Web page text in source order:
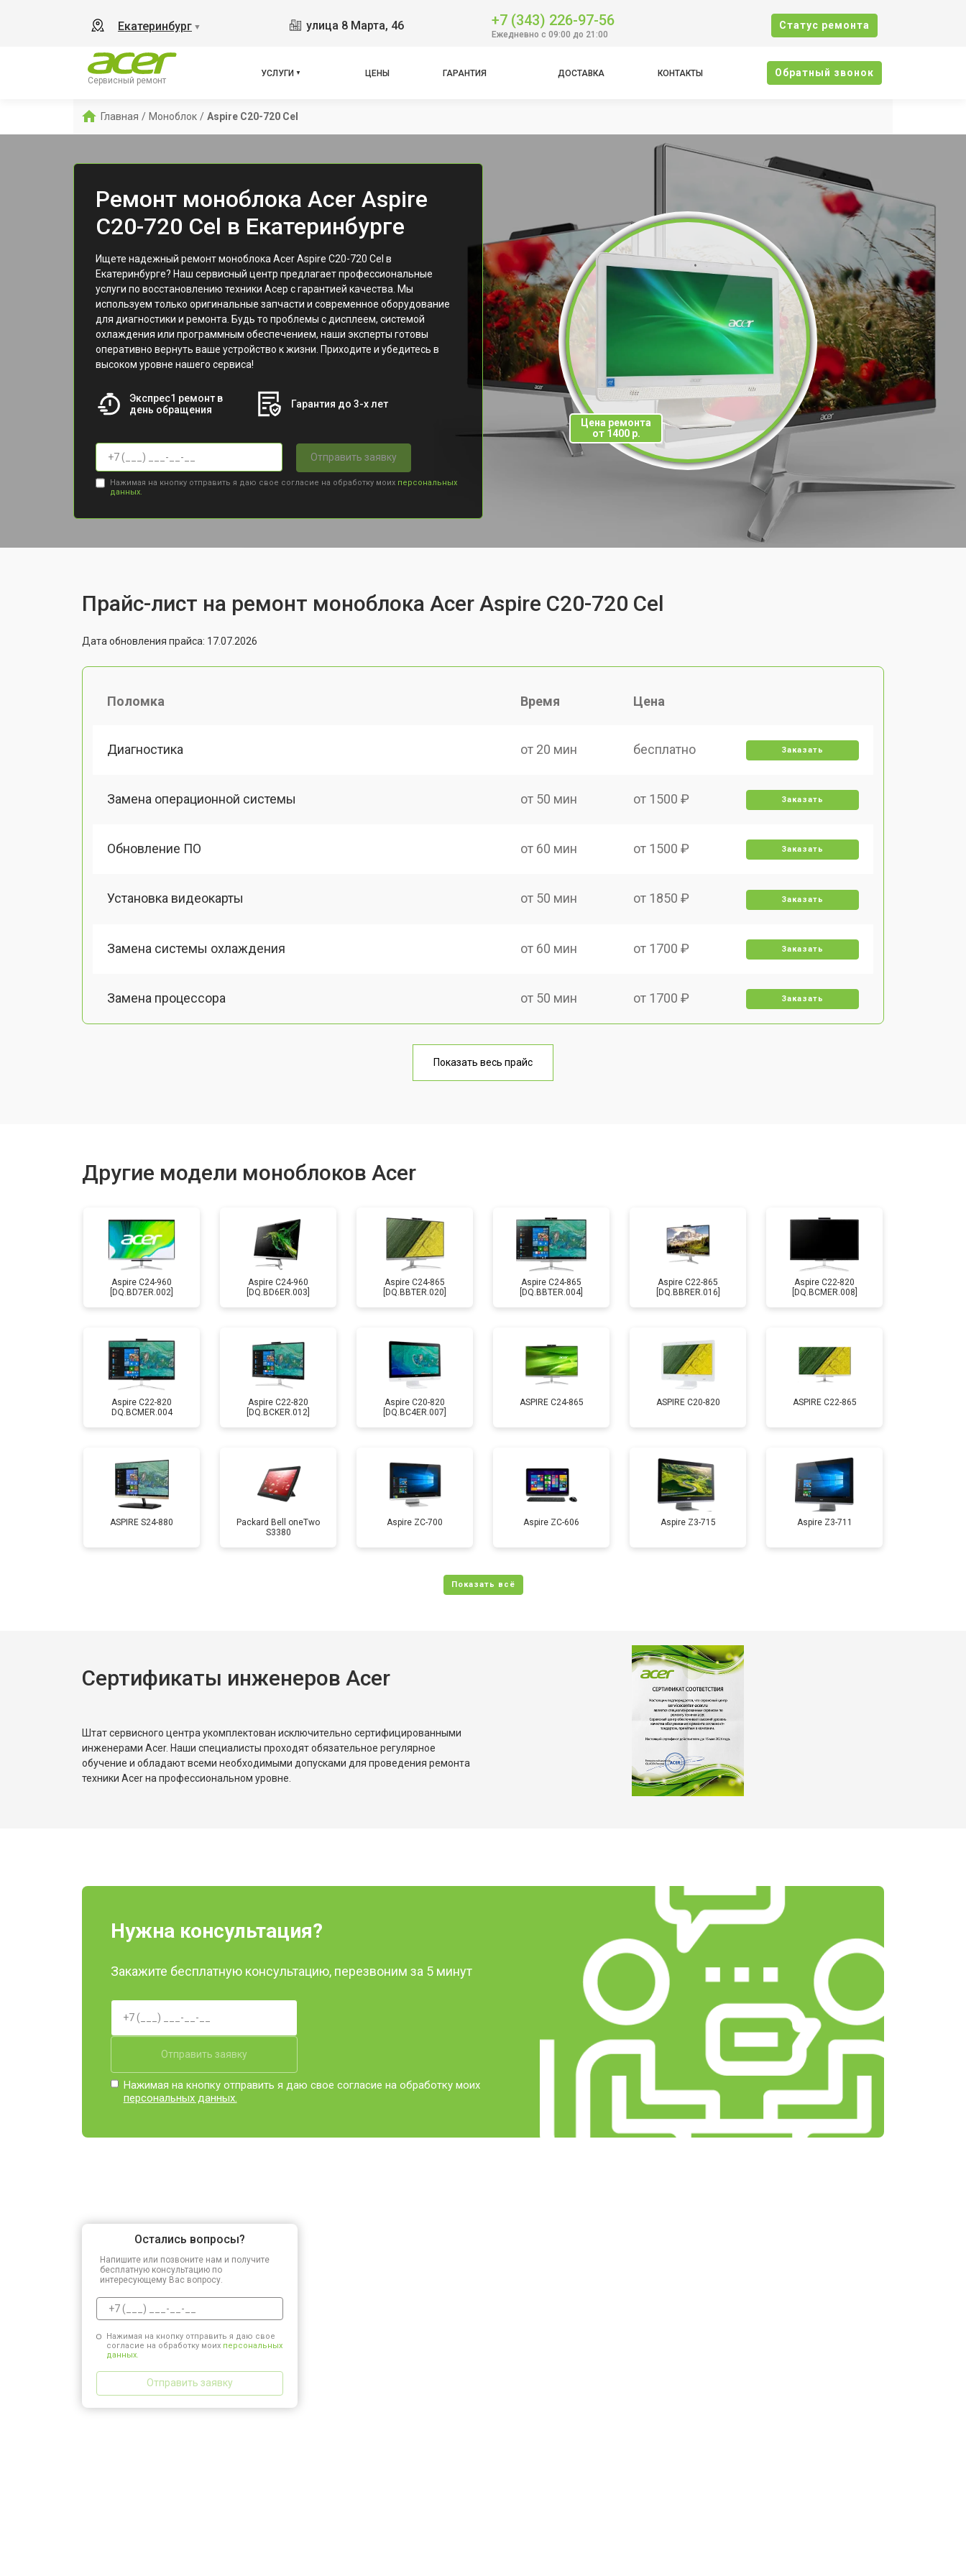
Екатеринбург ▼ улица 8 Марта, 46 +7 (343) 226-97-56
Ежедневно с 09:00 до 21:00
Cтатус ремонта
Сервисный ремонт
УСЛУГИ ЦЕНЫ ГАРАНТИЯ ДОСТАВКА КОНТАКТЫ Oбратный звонок
Главная / Моноблок / Aspire C20-720 Cel
Ремонт моноблока Acer Aspire
C20-720 Cel в Екатеринбурге
Ищете надежный ремонт моноблока Acer Aspire C20-720 Cel в
Екатеринбурге? Наш сервисный центр предлагает профессиональные
услуги по восстановлению техники Асер с гарантией качества. Мы
используем только оригинальные запчасти и современное оборудование
для диагностики и ремонта. Будь то проблемы с дисплеем, системой
охлаждения или программным обеспечением, наши эксперты готовы
оперативно вернуть ваше устройство к жизни. Приходите и убедитесь в
высоком уровне нашего сервиса!
Экспрес1 ремонт в
день обращения
Гарантия до 3-х лет
Отправить заявку
Нажимая на кнопку отправить я даю свое согласие на обработку моих персональных
данных.
Цена ремонта
от 1400 р.
Прайс-лист на ремонт моноблока Acer Aspire C20-720 Cel
Дата обновления прайса: 17.07.2026
Поломка Время Цена
Диагностика от 20 мин бесплатно Заказать
Замена операционной системы от 50 мин от 1500 ₽ Заказать
Обновление ПО от 60 мин от 1500 ₽ Заказать
Установка видеокарты от 50 мин от 1850 ₽ Заказать
Замена системы охлаждения от 60 мин от 1700 ₽ Заказать
Замена процессора от 50 мин от 1700 ₽ Заказать
от 60 мин
Показать весь прайс
Другие модели моноблоков Acer
Aspire C24-960
[DQ.BD7ER.002]
Aspire C24-960
[DQ.BD6ER.003]
Aspire C24-865
[DQ.BBTER.020]
Aspire C24-865
[DQ.BBTER.004]
Aspire C22-865
[DQ.BBRER.016]
Aspire C22-820
[DQ.BCMER.008]
Aspire C22-820
DQ.BCMER.004
Aspire C22-820
[DQ.BCKER.012]
Aspire C20-820
[DQ.BC4ER.007]
ASPIRE C24-865 ASPIRE C20-820 ASPIRE C22-865
ASPIRE S24-880
Packard Bell oneTwo
S3380
Aspire ZC-700 Aspire ZC-606 Aspire Z3-715 Aspire Z3-711
Сертификаты инженеров Acer
Штат сервисного центра укомплектован исключительно сертифицированными
инженерами Acer. Наши специалисты проходят обязательное регулярное
обучение и обладают всеми необходимыми допусками для проведения ремонта
техники Acer на профессиональном уровне.
Нужна консультация?
Закажите бесплатную консультацию, перезвоним за 5 минут
Отправить заявку
Нажимая на кнопку отправить я даю свое согласие на обработку моих
персональных данных.
Остались вопросы?
Напишите или позвоните нам и получите
бесплатную консультацию по
интересующему Вас вопросу.
Нажимая на кнопку отправить я даю свое
согласие на обработку моих персональных
данных.
Отправить заявку